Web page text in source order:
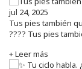
jul 24, 2025
Tus pies también
???? Tus pies
+ Leer más